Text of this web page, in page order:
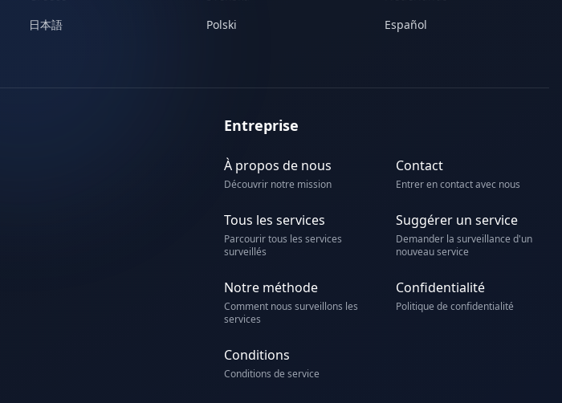
日本語 Polski
Español
Entreprise
À propos de nous
Découvrir notre mission
Contact
Entrer en contact avec nous
Tous les services
Parcourir tous les services
surveillés
Suggérer un service
Demander la surveillance d'un
nouveau service
Notre méthode
Comment nous surveillons les
services
Confidentialité
Politique de confidentialité
Conditions
Conditions de service